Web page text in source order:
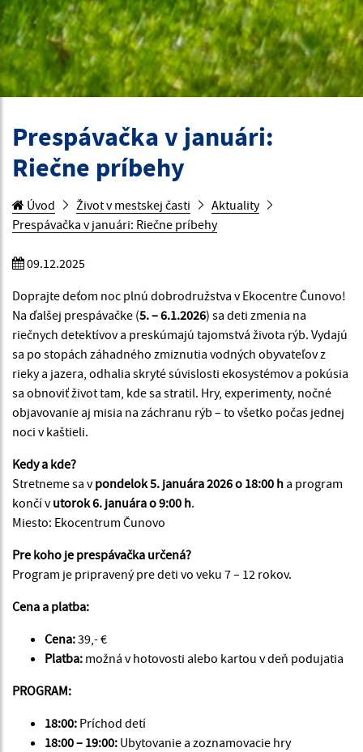
Prespávačka v januári:
Riečne príbehy
Úvod Život v mestskej časti
Aktuality
Prespávačka v januári: Riečne príbehy
09.12.2025
Doprajte deťom noc plnú dobrodružstva v Ekocentre Čunovo!
Na ďalšej prespávačke (5. – 6.1.2026) sa deti zmenia na
riečnych detektívov a preskúmajú tajomstvá života rýb. Vydajú
sa po stopách záhadného zmiznutia vodných obyvateľov z
rieky a jazera, odhalia skryté súvislosti ekosystémov a pokúsia
sa obnoviť život tam, kde sa stratil. Hry, experimenty, nočné
objavovanie aj misia na záchranu rýb – to všetko počas jednej
noci v kaštieli.
Kedy a kde?
Stretneme sa vpondelok 5. januára 2026 o 18:00 h a program
končí vutorok 6. januára o 9:00 h.
Miesto: Ekocentrum Čunovo
Pre koho je prespávačka určená?
Program je pripravený pre deti vo veku 7 – 12 rokov.
Cena a platba:
Cena:39,- €
Platba: možná v hotovosti alebo kartou v deň podujatia
PROGRAM:
18:00: Príchod detí
18:00 – 19:00: Ubytovanie a zoznamovacie hry